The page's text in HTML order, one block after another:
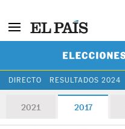
DIRECTO RESULTADOS 2024
2021 2017